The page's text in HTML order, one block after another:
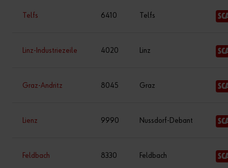
Telfs 6410 Telfs
Linz-Industriezeile 4020 Linz
Graz-Andritz 8045 Graz
Lienz 9990 Nussdorf-Debant
Feldbach 8330 Feldbach